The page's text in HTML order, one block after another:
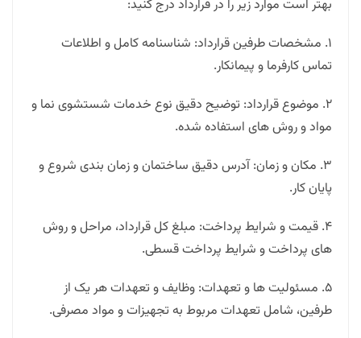
بهتر است موارد زیر را در قرارداد درج کنید:
1. مشخصات طرفین قرارداد: شناسنامه کامل و اطلاعات
تماس کارفرما و پیمانکار.
2. موضوع قرارداد: توضیح دقیق نوع خدمات شستشوی نما و
مواد و روش های استفاده شده.
3. مکان و زمان: آدرس دقیق ساختمان و زمان بندی شروع و
پایان کار.
4. قیمت و شرایط پرداخت: مبلغ کل قرارداد، مراحل و روش
های پرداخت و شرایط پرداخت قسطی.
5. مسئولیت ها و تعهدات: وظایف و تعهدات هر یک از
طرفین، شامل تعهدات مربوط به تجهیزات و مواد مصرفی.